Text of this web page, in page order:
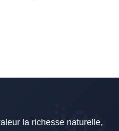
la richesse naturelle,